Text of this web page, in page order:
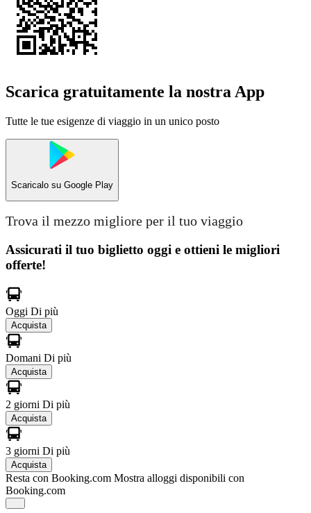
Scarica gratuitamente la nostra App
Tutte le tue esigenze di viaggio in un unico posto
Scaricalo su Google Play
Trova il mezzo migliore per il tuo viaggio
Assicurati il ​​tuo biglietto oggi e ottieni le migliori
offerte!
Oggi Di più
Acquista
Domani Di più
Acquista
2 giorni Di più
Acquista
3 giorni Di più
Acquista
Resta con Booking.com Mostra alloggi disponibili con
Booking.com